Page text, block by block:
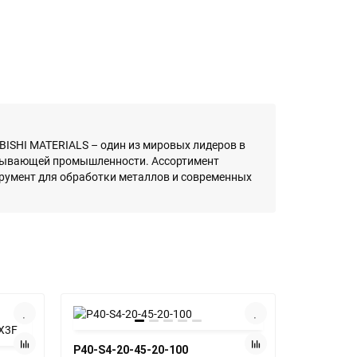
MATERIALS – один из мировых лидеров в
промышленности. Ассортимент
для обработки металлов и современных
P40-S4-20-45-20-100